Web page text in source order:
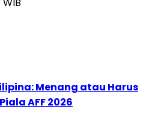
Menang atau Harus
AFF 2026